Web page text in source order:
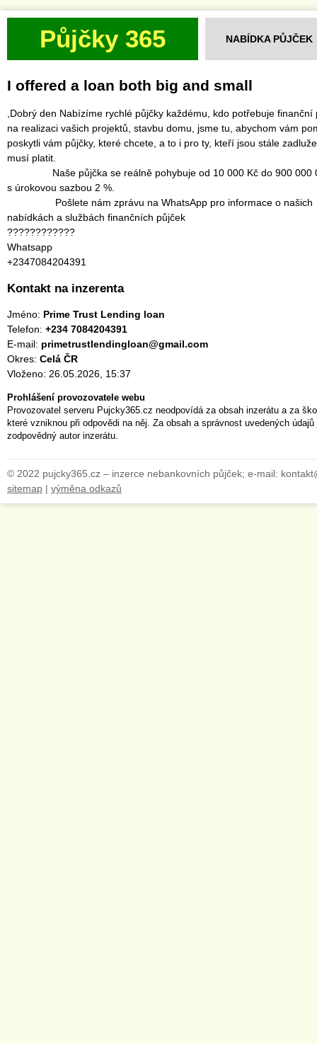
Půjčky 365 NABÍDKA PŮJČEK
I offered a loan both big and small
,Dobrý den Nabízíme rychlé půjčky každému, kdo potřebuje finanční
na realizaci vašich projektů, stavbu domu, jsme tu, abychom vám
poskytli vám půjčky, které chcete, a to i pro ty, kteří jsou stále
musí platit.
Naše půjčka se reálně pohybuje od 10 000 Kč do 900 000
s úrokovou sazbou 2 %.
‎ Pošlete nám zprávu na WhatsApp pro informace o našich
nabídkách a službách finančních půjček
‎????????????
Whatsapp
‎+2347084204391
Kontakt na inzerenta
Jméno: Prime Trust Lending loan
Telefon: +234 7084204391
E-mail: primetrustlendingloan@gmail.com
Okres: Celá ČR
Vloženo: 26.05.2026, 15:37
Prohlášení provozovatele webu
Provozovatel serveru Pujcky365.cz neodpovídá za obsah inzerátu a za
které vzniknou při odpovědi na něj. Za obsah a správnost uvedených
zodpovědný autor inzerátu.
© 2022 pujcky365.cz – inzerce nebankovních půjček; e-mail:
sitemap | výměna odkazů